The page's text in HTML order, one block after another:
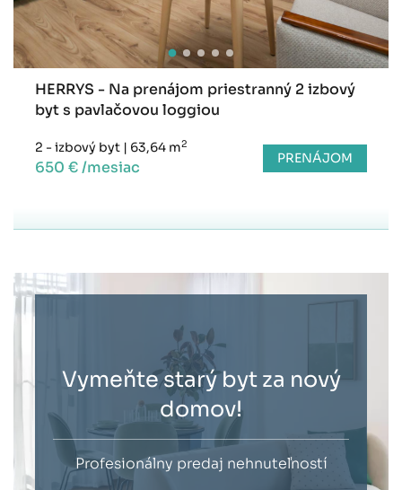
HERRYS - Na prenájom priestranný 2 izbový
byt s pavlačovou loggiou
2 - izbový byt | 63,64 m2
650 € /mesiac PRENÁJOM
Vymeňte starý byt za nový
domov!
Profesionálny predaj nehnuteľností